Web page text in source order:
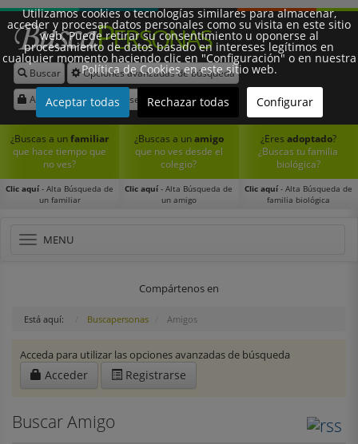
Buscar
Opciones avanzadas de búsqueda
Acceder
Registrarse
¿Buscas a unfamiliar
que hace tiempo que
no ves?
Clic aquí- Alta Búsqueda de
un familiar
¿Buscas a unamigo
que no ves desde el
colegio?
Clic aquí- Alta Búsqueda de
un amigo
¿Eres adoptado?
¿Buscas tu familia
biológica?
Clic aquí- Alta Búsqueda de
familia biológica
MENU
Compártenos en
Está aquí: Buscapersonas Amigos
Acceda para utilizar las opciones avanzadas de búsqueda
Acceder Registrarse
Buscar Amigo
Utilizamos cookies o tecnologías similares para almacenar,
acceder y procesar datos personales como su visita en este sitio
web. Puede retirar su consentimiento u oponerse al
procesamiento de datos basado en intereses legítimos en
cualquier momento haciendo clic en "Configuración" o en nuestra
Política de Cookies en este sitio web.
Aceptar todas Rechazar todas Configurar